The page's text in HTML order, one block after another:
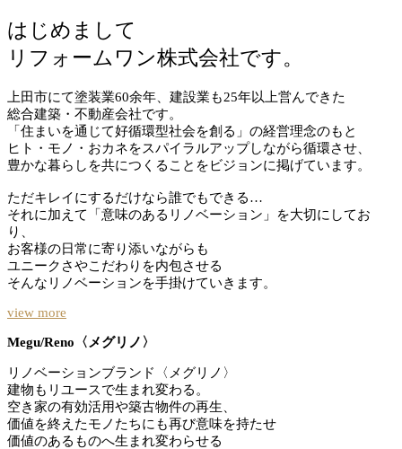
はじめまして
リフォームワン株式会社です。
上田市にて塗装業60余年、建設業も25年以上営んできた
総合建築・不動産会社です。
「住まいを通じて好循環型社会を創る」の経営理念のもと
ヒト・モノ・おカネをスパイラルアップしながら循環させ、
豊かな暮らしを共につくることをビジョンに掲げています。
ただキレイにするだけなら誰でもできる…
それに加えて「意味のあるリノベーション」を大切にしてお
り、
お客様の日常に寄り添いながらも
ユニークさやこだわりを内包させる
そんなリノベーションを手掛けていきます。
view more
Megu/Reno〈メグリノ〉
リノベーションブランド〈メグリノ〉
建物もリユースで生まれ変わる。
空き家の有効活用や築古物件の再生、
価値を終えたモノたちにも再び意味を持たせ
価値のあるものへ生まれ変わらせる